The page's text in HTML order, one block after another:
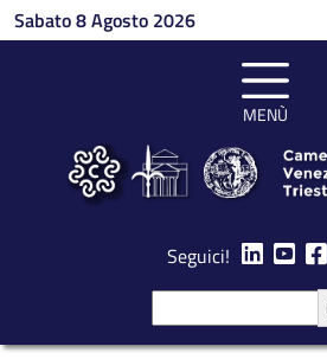
Salta al contenuto principale
Sabato 8 Agosto 2026
MENÙ
Seguici!